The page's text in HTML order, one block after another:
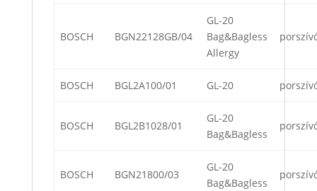
BOSCH BGN22128GB/04
GL-20
Bag&Bagless
Allergy
BOSCH BGL2A100/01 GL-20
BOSCH BGL2B1028/01
GL-20
Bag&Bagless
BOSCH BGN21800/03
GL-20
Bag&Bagless